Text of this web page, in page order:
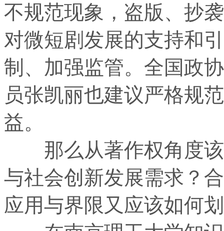
不规范现象，盗版、抄
对微短剧发展的支持和
制、加强监管。全国政
员张凯丽也建议严格规
益。
那么从著作权角度该
与社会创新发展需求？
应用与界限又应该如何